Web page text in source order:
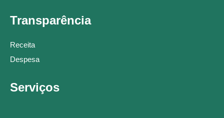
Transparência
Receita
Despesa
Serviços